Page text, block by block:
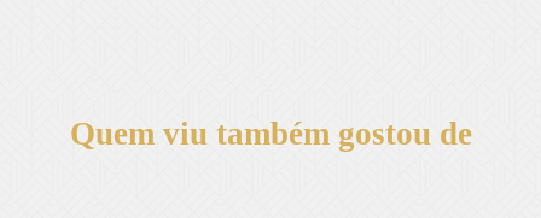
Quem viu também gostou de